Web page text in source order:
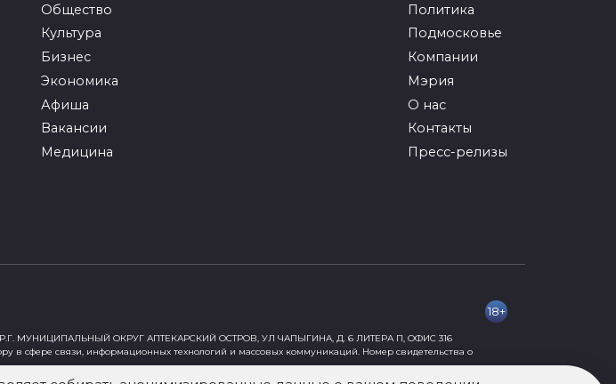
Общество
Культура
Бизнес
Экономика
Афиша
Вакансии
Медицина
Политика
Подмосковье
Компании
Мэрия
О нас
Контакты
Пресс-релизы
18+
МУНИЦИПАЛЬНЫЙ ОКРУГ АПТЕКАРСКИЙ ОСТРОВ, УЛ ЧАПЫГИНА, Д. 6 ЛИТЕРА П, ОФИС 316
в сфере связи, информационных технологий и массовых коммуникаций. Номер свидетельства о